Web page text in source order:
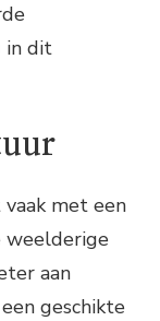
in dit
met een
weelderige
aan
geschikte